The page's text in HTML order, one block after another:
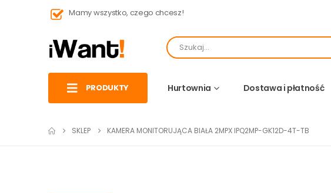
Mamy wszystko, czego chcesz!
PRODUKTY Hurtownia Dostawa i płatność
SKLEP KAMERA MONITORUJĄCA BIAŁA 2MPX IPQ2MP-GK12D-4T-TB